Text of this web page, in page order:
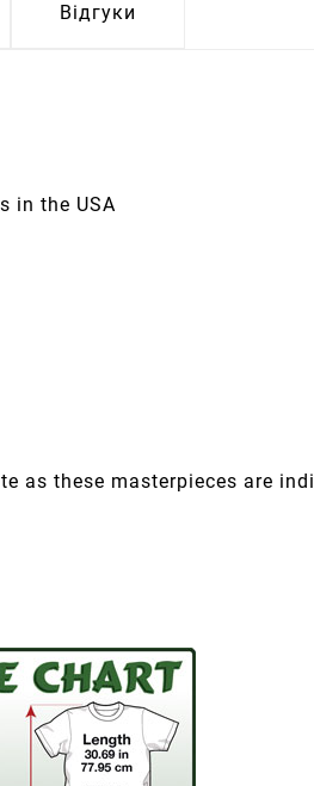
Відгуки
in the USA
as these masterpieces are